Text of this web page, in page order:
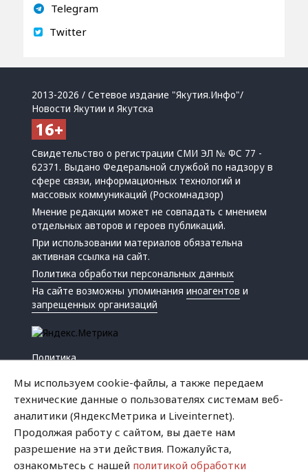
Telegram
Twitter
2013-2026 / Сетевое издание "Якутия.Инфо"/
Новости Якутии и Якутска
Свидетельство о регистрации СМИ ЭЛ № ФС 77 -
62371. Выдано Федеральной службой по надзору в
сфере связи, информационных технологий и
массовых коммуникаций (Роскомнадзор)
Мнение редакции может не совпадать с мнением
отдельных авторов и героев публикаций.
При использовании материалов обязательна
активная ссылка на сайт.
Политика обработки персональных данных
На сайте возможны упоминанияиноагентов и
запрещенных организаций
Политика
Криминал
Мы используем cookie-файлы, а также передаем
технические данные о пользователях системам веб-
аналитики (ЯндексМетрика и Liveinternet).
Продолжая работу с сайтом, вы даете нам
разрешение на эти действия. Пожалуйста,
ознакомьтесь с нашей политикой обработки